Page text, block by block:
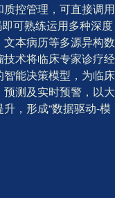
控管理，可直接调用
可熟练运用多种深度
本病历等多源异构数
术将临床专家诊疗经
能决策模型，为临床
测及实时预警，以大
，形成“数据驱动-模